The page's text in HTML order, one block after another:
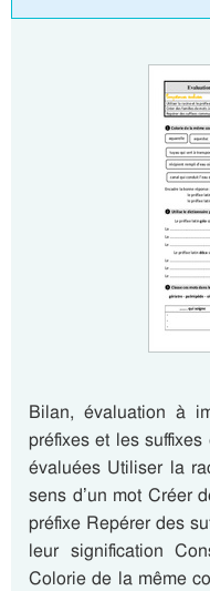
Bilan, évaluation à
préfixes et les
évaluées Utiliser la
sens d’un mot Créer
préfixe Repérer des
leur signification
Colorie de la même